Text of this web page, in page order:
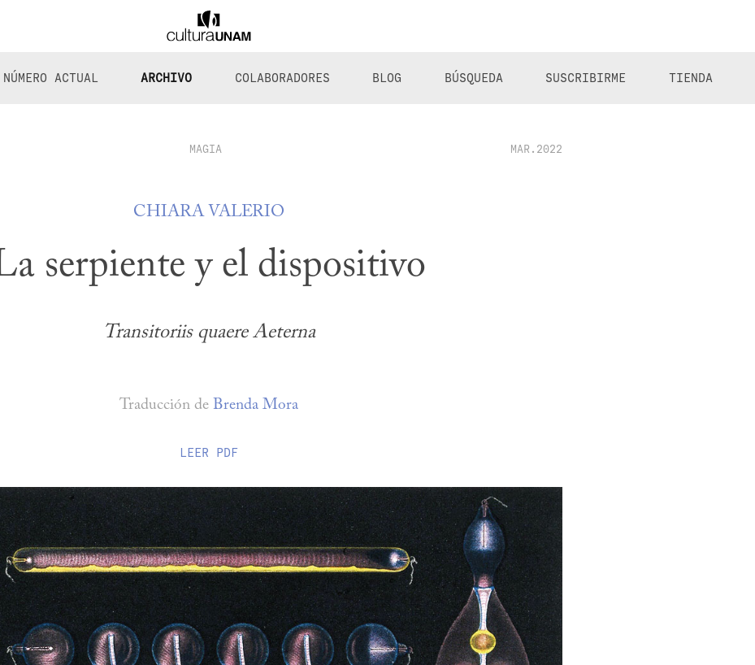
NÚMERO ACTUAL ARCHIVO COLABORADORES BLOG BÚSQUEDA SUSCRIBIRME TIENDA
MAGIA MAR.2022
CHIARA VALERIO
serpiente y el dispositivo
Transitoriis quaere Aeterna
Traducción de Brenda Mora
LEER PDF